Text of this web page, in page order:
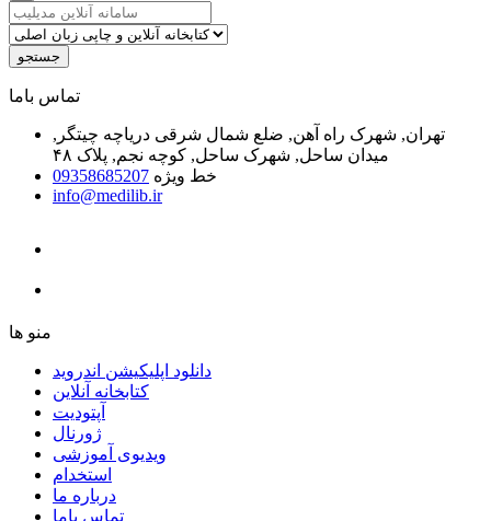
جستجو
ﺗﻤﺎﺱ ﺑﺎﻣﺎ
تهران, شهرک راه آهن, ضلع شمال شرقی دریاچه چیتگر,
میدان ساحل, شهرک ساحل, کوچه نجم, پلاک ۴۸
خط ویژه 09358685207
info@medilib.ir
ﻣﻨﻮ ﻫﺎ
دانلود اپلیکیشن اندروید
ﮐﺘﺎﺑﺨﺎﻧﻪ ﺁﻧﻼﯾﻦ
ﺁﭘﺘﻮﺩﯾﺖ
ﮊﻭﺭﻧﺎﻝ
ویدیوی آموزشی
استخدام
درباره ما
ﺗﻤﺎﺱ ﺑﺎﻣﺎ